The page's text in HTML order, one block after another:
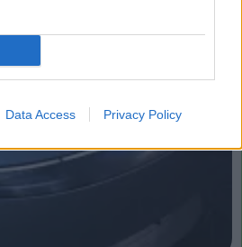
Data Access Privacy Policy